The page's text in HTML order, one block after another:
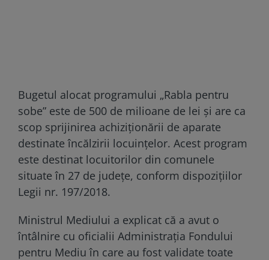
Bugetul alocat programului „Rabla pentru
sobe” este de 500 de milioane de lei și are ca
scop sprijinirea achiziționării de aparate
destinate încălzirii locuințelor. Acest program
este destinat locuitorilor din comunele
situate în 27 de județe, conform dispozițiilor
Legii nr. 197/2018.
Ministrul Mediului a explicat că a avut o
întâlnire cu oficialii Administrația Fondului
pentru Mediu în care au fost validate toate